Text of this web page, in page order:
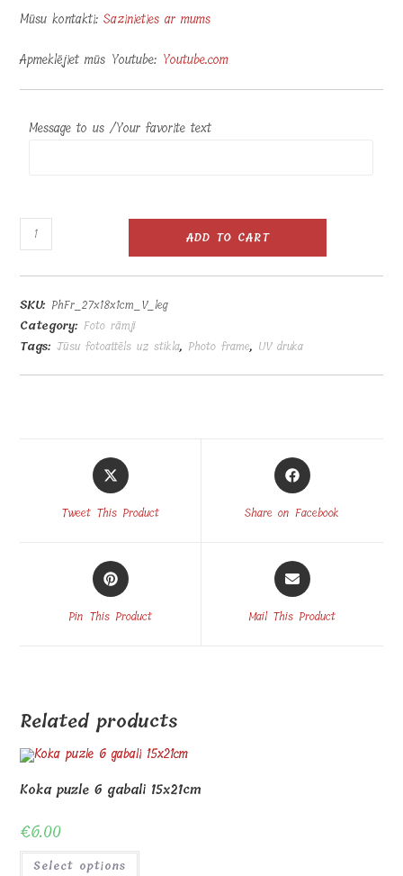
Mūsu kontakti:Sazinieties ar mums
Apmeklējiet mūs Youtube: Youtube.com
Message to us /Your favorite text
Stikla
fotorāmis
UV
apdrukai
10x15x1cm
H
ADD TO CART
SKU: PhFr_27x18x1cm_V_leg
Category: Foto rāmji
Tags:Jūsu fotoattēls uz stikla, Photo frame, UV druka
Opens
in
a
new
Tweet This Product
Opens
in
new
Share on Facebook
Opens
in
a
new
Pin This Product
Opens
in
a
new
Mail This Product
Related products
Koka puzle 6 gabali 15x21cm
€6.00
Select options